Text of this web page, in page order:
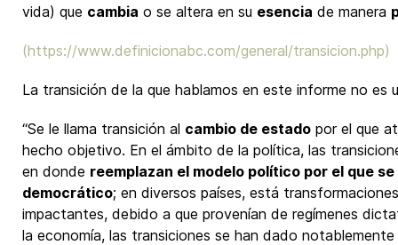
vida) que cambia o se altera en su esencia de manera
(https://www.definicionabc.com/general/transicion.php)
La transición de la que hablamos en este informe no es
“Se le llama transición al cambio de estado por el que
hecho objetivo. En el ámbito de la política, las
en donde reemplazan el modelo político por el que
democrático; en diversos países, está
impactantes, debido a que provenían de regímenes
la economía, las transiciones se han dado